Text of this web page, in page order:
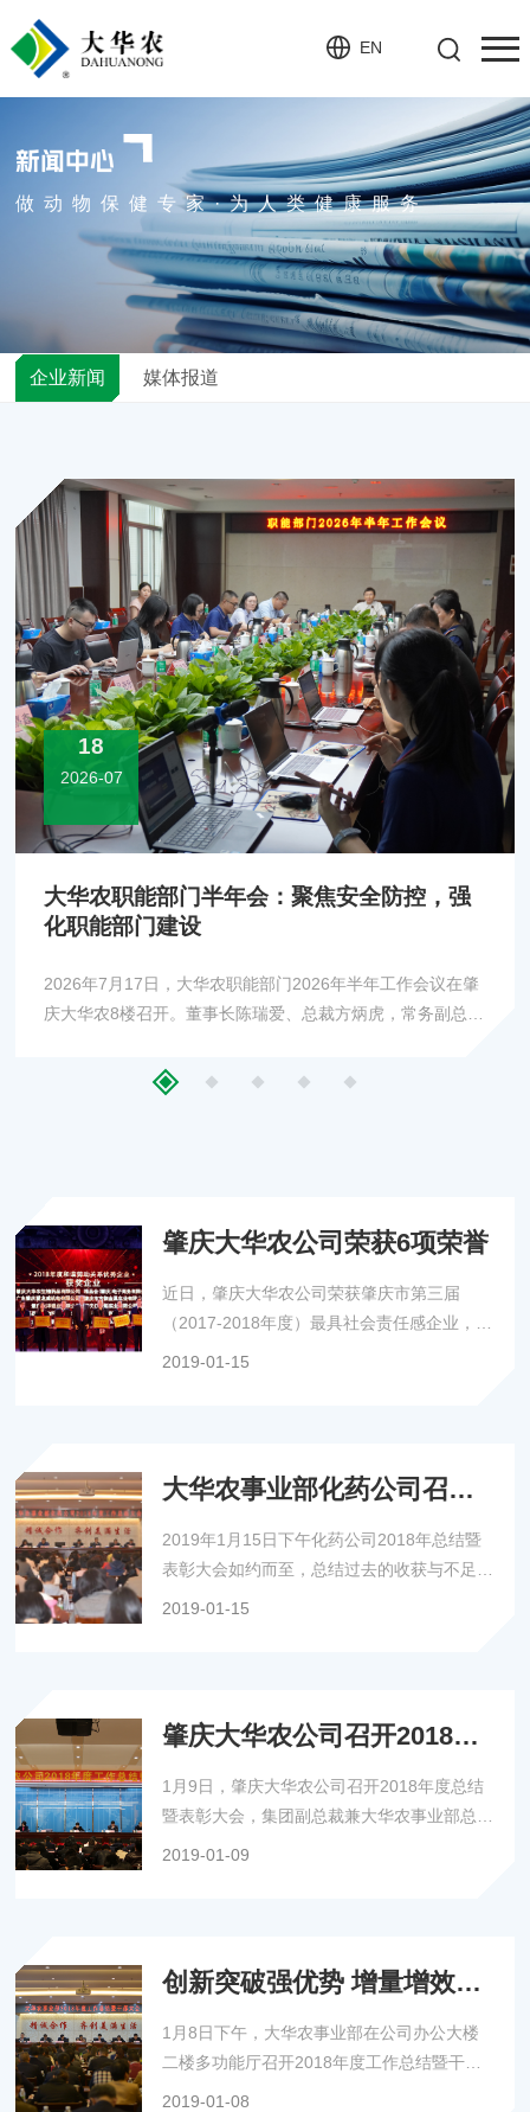
EN
新闻中心
做动物保健专家·为人类健康服务
企业新闻 媒体报道
18
2026-07
大华农职能部门半年会：聚焦安全防控，强
化职能部门建设
2026年7月17日，大华农职能部门2026年半年工作会议在肇
庆大华农8楼召开。董事长陈瑞爱、总裁方炳虎，常务副总裁
以：“加强职能部建设，注重生产安全防控为主题”，直面管理
肇庆大华农公司荣获6项荣誉
近日，肇庆大华农公司荣获肇庆市第三届
（2017-2018年度）最具社会责任感企业，
2018年度技术创新、经济效益、平安创建、
2019-01-15
大华农事业部化药公司召开
2019年1月15日下午化药公司2018年总结暨
表彰大会如约而至，总结过去的收获与不足，
展望未来一年的发展与方向。
2019-01-15
肇庆大华农公司召开2018年
1月9日，肇庆大华农公司召开2018年度总结
暨表彰大会，集团副总裁兼大华农事业部总裁
陈瑞爱，肇庆大华农公司各级干部员工等共
2019-01-09
创新突破强优势 增量增效促
2018年度总结暨干部大会
1月8日下午，大华农事业部在公司办公大楼
二楼多功能厅召开2018年度工作总结暨干部
大会。
2019-01-08